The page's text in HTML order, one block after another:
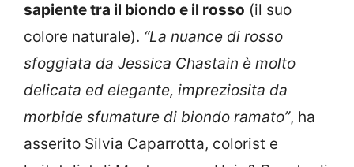
sapiente tra il biondo e il rosso (il suo
colore naturale). “La nuance di rosso
sfoggiata da Jessica Chastain è molto
delicata ed elegante, impreziosita da
morbide sfumature di biondo ramato”, ha
asserito Silvia Caparrotta, colorist e